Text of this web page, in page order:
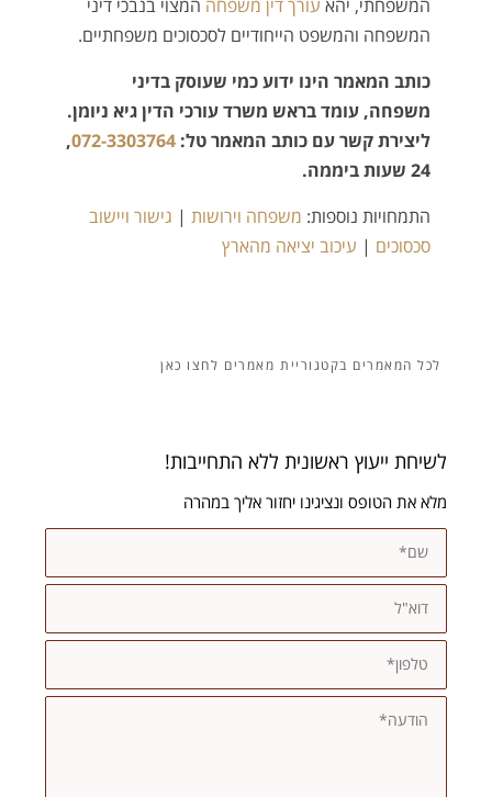
המשפחתי, יהא עורך דין משפחה המצוי בנבכי דיני
המשפחה והמשפט הייחודיים לסכסוכים משפחתיים.
כותב המאמר הינו ידוע כמי שעוסק בדיני
משפחה, עומד בראש משרד עורכי הדין גיא ניומן.
ליצירת קשר עם כותב המאמר טל:072-3303764
,
24 שעות ביממה.
התמחויות נוספות: משפחה וירושות
גישור ויישוב
סכסוכים
עיכוב יציאה מהארץ
מאמרים
לשיחת ייעוץ ראשונית ללא התחייבות!
מלא את הטופס ונציגינו יחזור אליך במהרה